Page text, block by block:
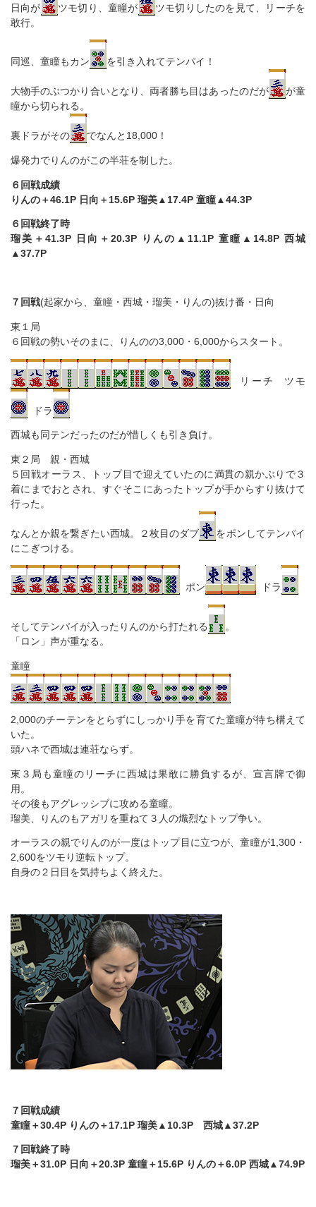
日向が ツモ切り、童瞳が
ツモ切りしたのを見て、リーチを
敢行。
同巡、童瞳もカン を引き入れてテンパイ！
大物手のぶつかり合いとなり、両者勝ち目はあったのだが
が童
瞳から切られる。
裏ドラがその でなんと18,000！
爆発力でりんのがこの半荘を制した。
６回戦成績
りんの＋46.1P 日向＋15.6P 瑠美▲17.4P 童瞳▲44.3P
６回戦終了時
瑠美＋41.3P 日向＋20.3P りんの▲11.1P 童瞳▲14.8P 西城
▲37.7P
７回戦(起家から、童瞳・西城・瑠美・りんの)抜け番・日向
東１局
６回戦の勢いそのまに、りんのの3,000・6,000からスタート。
リーチ ツモ
ドラ
西城も同テンだったのだが惜しくも引き負け。
東２局 親・西城
５回戦オーラス、トップ目で迎えていたのに満貫の親かぶりで３
着にまでおとされ、すぐそこにあったトップが手からすり抜けて
行った。
なんとか親を繋ぎたい西城。２枚目のダブ
をポンしてテンパイ
にこぎつける。
ポン ドラ
そしてテンパイが入ったりんのから打たれる
。
「ロン」声が重なる。
童瞳
2,000のチーテンをとらずにしっかり手を育てた童瞳が待ち構えて
いた。
頭ハネで西城は連荘ならず。
東３局も童瞳のリーチに西城は果敢に勝負するが、宣言牌で御
用。
その後もアグレッシブに攻める童瞳。
瑠美、りんのもアガリを重ねて３人の熾烈なトップ争い。
オーラスの親でりんのが一度はトップ目に立つが、童瞳が1,300・
2,600をツモり逆転トップ。
自身の２日目を気持ちよく終えた。
７回戦成績
童瞳＋30.4P りんの＋17.1P 瑠美▲10.3P 西城▲37.2P
７回戦終了時
瑠美＋31.0P 日向＋20.3P 童瞳＋15.6P りんの＋6.0P 西城▲74.9P